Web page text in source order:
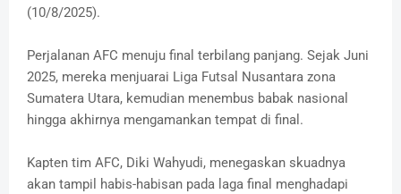
(10/8/2025).
Perjalanan AFC menuju final terbilang panjang. Sejak Juni
2025, mereka menjuarai Liga Futsal Nusantara zona
Sumatera Utara, kemudian menembus babak nasional
hingga akhirnya mengamankan tempat di final.
Kapten tim AFC, Diki Wahyudi, menegaskan skuadnya
akan tampil habis-habisan pada laga final menghadapi